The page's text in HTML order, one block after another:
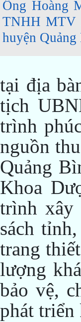
Ông Hoàng
TNHH MTV
huyện Quảng
tại địa
tịch
trình
nguồn
Quảng
Khoa
trình xây
sách
trang
lượng
bảo vệ,
phát triển